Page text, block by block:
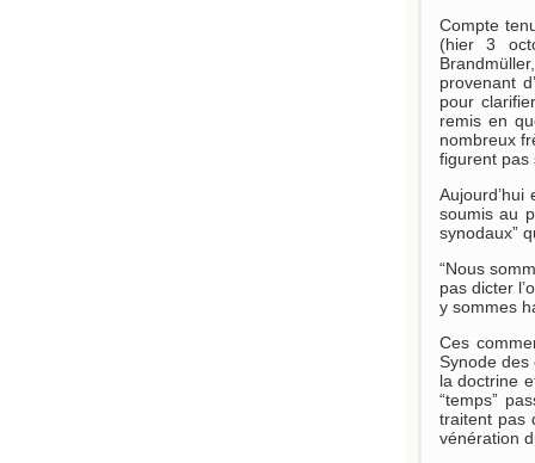
Compte
(hier 3
provenant
pour
remis en
nombreux
figurent pas
soumis au
synodaux”
“Nous
pas dicter
y sommes
Ces
Synode des
la doctrine
“temps”
traitent pas
vénération